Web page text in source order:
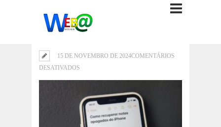
15 DE NOVEMBRO DE 2024COMENTÁRIOS
DESATIVADOS